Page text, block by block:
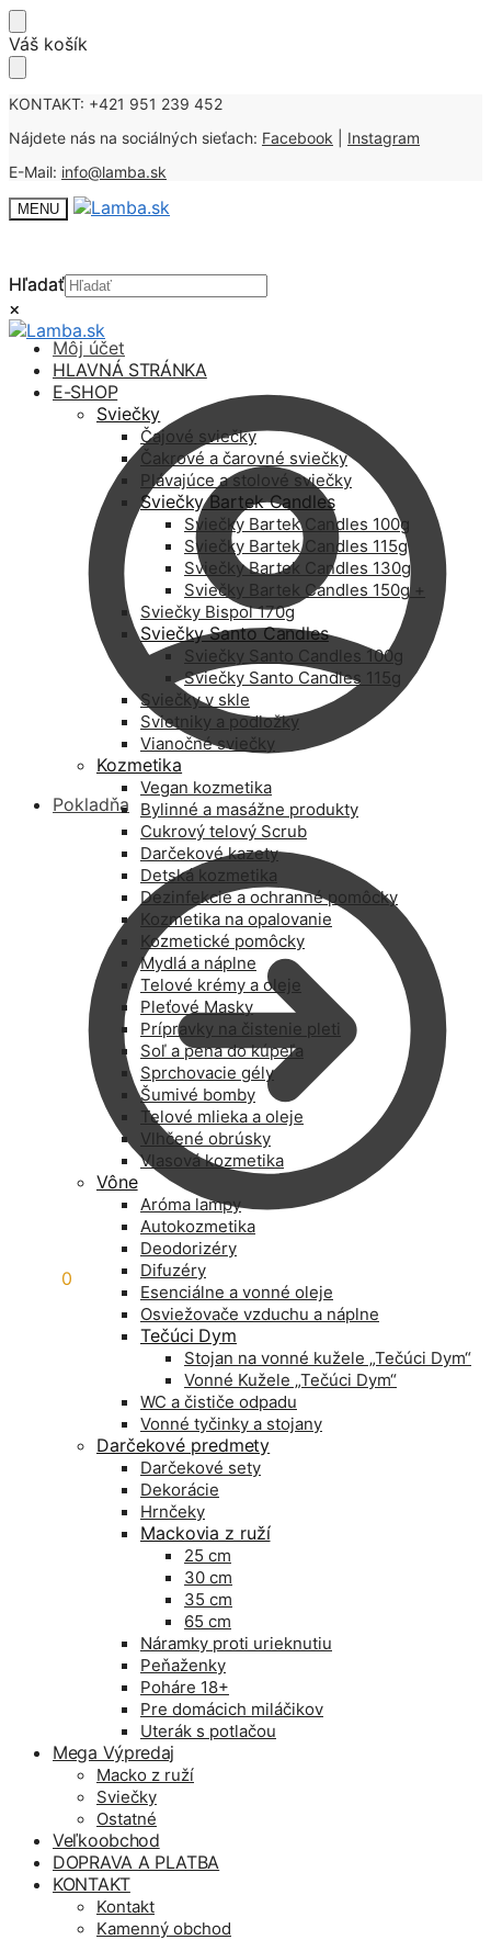
Skip
to
Skip
to
Váš košík
KONTAKT: +421 951 239 452
Nájdete nás na sociálných sieťach: Facebook
Instagram
E-Mail: info@lamba.sk
MENU
Hľadať
×
Môj účet
Pokladňa
0
Hľadať
×
HLAVNÁ STRÁNKA
E-SHOP
Sviečky
Čajové sviečky
Čakrové a čarovné sviečky
Plávajúce a stolové sviečky
Sviečky Bartek Candles
Sviečky Bartek Candles 100g
Sviečky Bartek Candles 115g
Sviečky Bartek Candles 130g
Sviečky Bartek Candles 150g +
Sviečky Bispol 170g
Sviečky Santo Candles
Sviečky Santo Candles 100g
Sviečky Santo Candles 115g
Sviečky v skle
Svietniky a podložky
Vianočné sviečky
Kozmetika
Vegan kozmetika
Bylinné a masážne produkty
Cukrový telový Scrub
Darčekové kazety
Detská kozmetika
Dezinfekcie a ochranné pomôcky
Kozmetika na opalovanie
Kozmetické pomôcky
Mydlá a náplne
Telové krémy a oleje
Pleťové Masky
Prípravky na čistenie pleti
Soľ a pena do kúpeľa
Sprchovacie gély
Šumivé bomby
Telové mlieka a oleje
Vlhčené obrúsky
Vlasová kozmetika
Vône
Aróma lampy
Autokozmetika
Deodorizéry
Difuzéry
Esenciálne a vonné oleje
Osviežovače vzduchu a náplne
Tečúci Dym
Stojan na vonné kužele „Tečúci Dym“
Vonné Kužele „Tečúci Dym“
WC a čističe odpadu
Vonné tyčinky a stojany
Darčekové predmety
Darčekové sety
Dekorácie
Hrnčeky
Mackovia z ruží
25 cm
30 cm
35 cm
65 cm
Náramky proti urieknutiu
Peňaženky
Poháre 18+
Pre domácich miláčikov
Uterák s potlačou
Mega Výpredaj
Macko z ruží
Sviečky
Ostatné
Veľkoobchod
DOPRAVA A PLATBA
KONTAKT
Kontakt
Kamenný obchod